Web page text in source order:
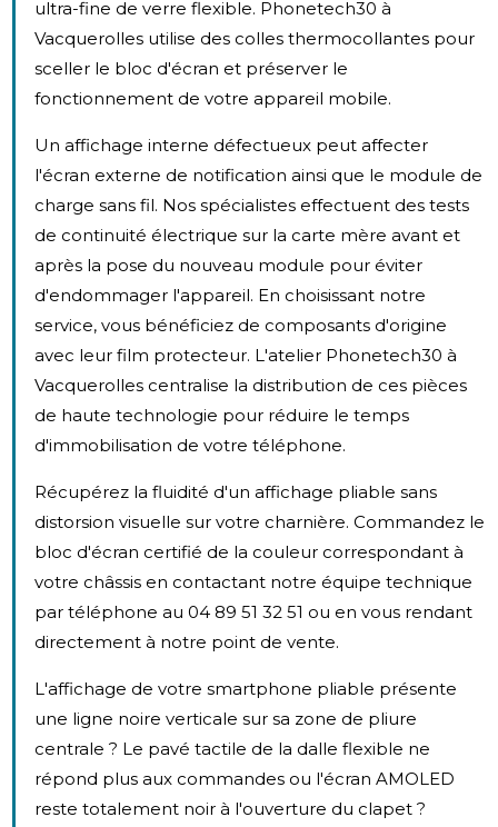
ultra-fine de verre flexible. Phonetech30 à
Vacquerolles utilise des colles thermocollantes pour
sceller le bloc d'écran et préserver le
fonctionnement de votre appareil mobile.
Un affichage interne défectueux peut affecter
l'écran externe de notification ainsi que le module de
charge sans fil. Nos spécialistes effectuent des tests
de continuité électrique sur la carte mère avant et
après la pose du nouveau module pour éviter
d'endommager l'appareil. En choisissant notre
service, vous bénéficiez de composants d'origine
avec leur film protecteur. L'atelier Phonetech30 à
Vacquerolles centralise la distribution de ces pièces
de haute technologie pour réduire le temps
d'immobilisation de votre téléphone.
Récupérez la fluidité d'un affichage pliable sans
distorsion visuelle sur votre charnière. Commandez le
bloc d'écran certifié de la couleur correspondant à
votre châssis en contactant notre équipe technique
par téléphone au 04 89 51 32 51 ou en vous rendant
directement à notre point de vente.
L'affichage de votre smartphone pliable présente
une ligne noire verticale sur sa zone de pliure
centrale ? Le pavé tactile de la dalle flexible ne
répond plus aux commandes ou l'écran AMOLED
reste totalement noir à l'ouverture du clapet ?